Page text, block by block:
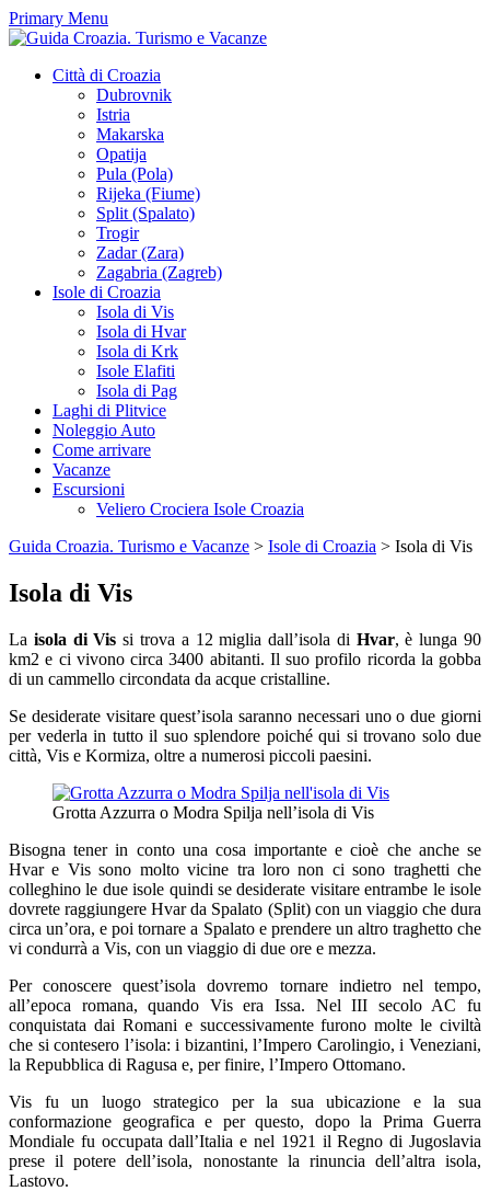
Primary Menu
Città di Croazia
Dubrovnik
Istria
Makarska
Opatija
Pula (Pola)
Rijeka (Fiume)
Split (Spalato)
Trogir
Zadar (Zara)
Zagabria (Zagreb)
Isole di Croazia
Isola di Vis
Isola di Hvar
Isola di Krk
Isole Elafiti
Isola di Pag
Laghi di Plitvice
Noleggio Auto
Come arrivare
Vacanze
Escursioni
Veliero Crociera Isole Croazia
Guida Croazia. Turismo e Vacanze > Isole di Croazia > Isola di Vis
Isola di Vis
La isola di Vis si trova a 12 miglia dall’isola di Hvar, è lunga 90
km2 e ci vivono circa 3400 abitanti. Il suo profilo ricorda la gobba
di un cammello circondata da acque cristalline.
Se desiderate visitare quest’isola saranno necessari uno o due giorni
per vederla in tutto il suo splendore poiché qui si trovano solo due
città, Vis e Kormiza, oltre a numerosi piccoli paesini.
Grotta Azzurra o Modra Spilja nell’isola di Vis
Bisogna tener in conto una cosa importante e cioè che anche se
Hvar e Vis sono molto vicine tra loro non ci sono traghetti che
colleghino le due isole quindi se desiderate visitare entrambe le isole
dovrete raggiungere Hvar da Spalato (Split) con un viaggio che dura
circa un’ora, e poi tornare a Spalato e prendere un altro traghetto che
vi condurrà a Vis, con un viaggio di due ore e mezza.
Per conoscere quest’isola dovremo tornare indietro nel tempo,
all’epoca romana, quando Vis era Issa. Nel III secolo AC fu
conquistata dai Romani e successivamente furono molte le civiltà
che si contesero l’isola: i bizantini, l’Impero Carolingio, i Veneziani,
la Repubblica di Ragusa e, per finire, l’Impero Ottomano.
Vis fu un luogo strategico per la sua ubicazione e la sua
conformazione geografica e per questo, dopo la Prima Guerra
Mondiale fu occupata dall’Italia e nel 1921 il Regno di Jugoslavia
prese il potere dell’isola, nonostante la rinuncia dell’altra isola,
Lastovo.